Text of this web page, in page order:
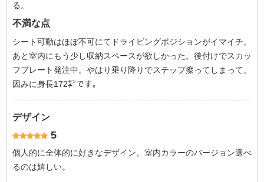
る。
不満な点
シート可動はほぼ不可にてドライビングポジションがイマイチ。
あと室内にもう少し収納スペースが欲しかった。後付けでスカッ
フプレート発注中。やはり乗り降りでステップ擦ってしまって。
因みに身長172㌢です。
デザイン
5
個人的に全体的に好きなデザイン。室内カラーのバージョン選べ
るのは嬉しい。